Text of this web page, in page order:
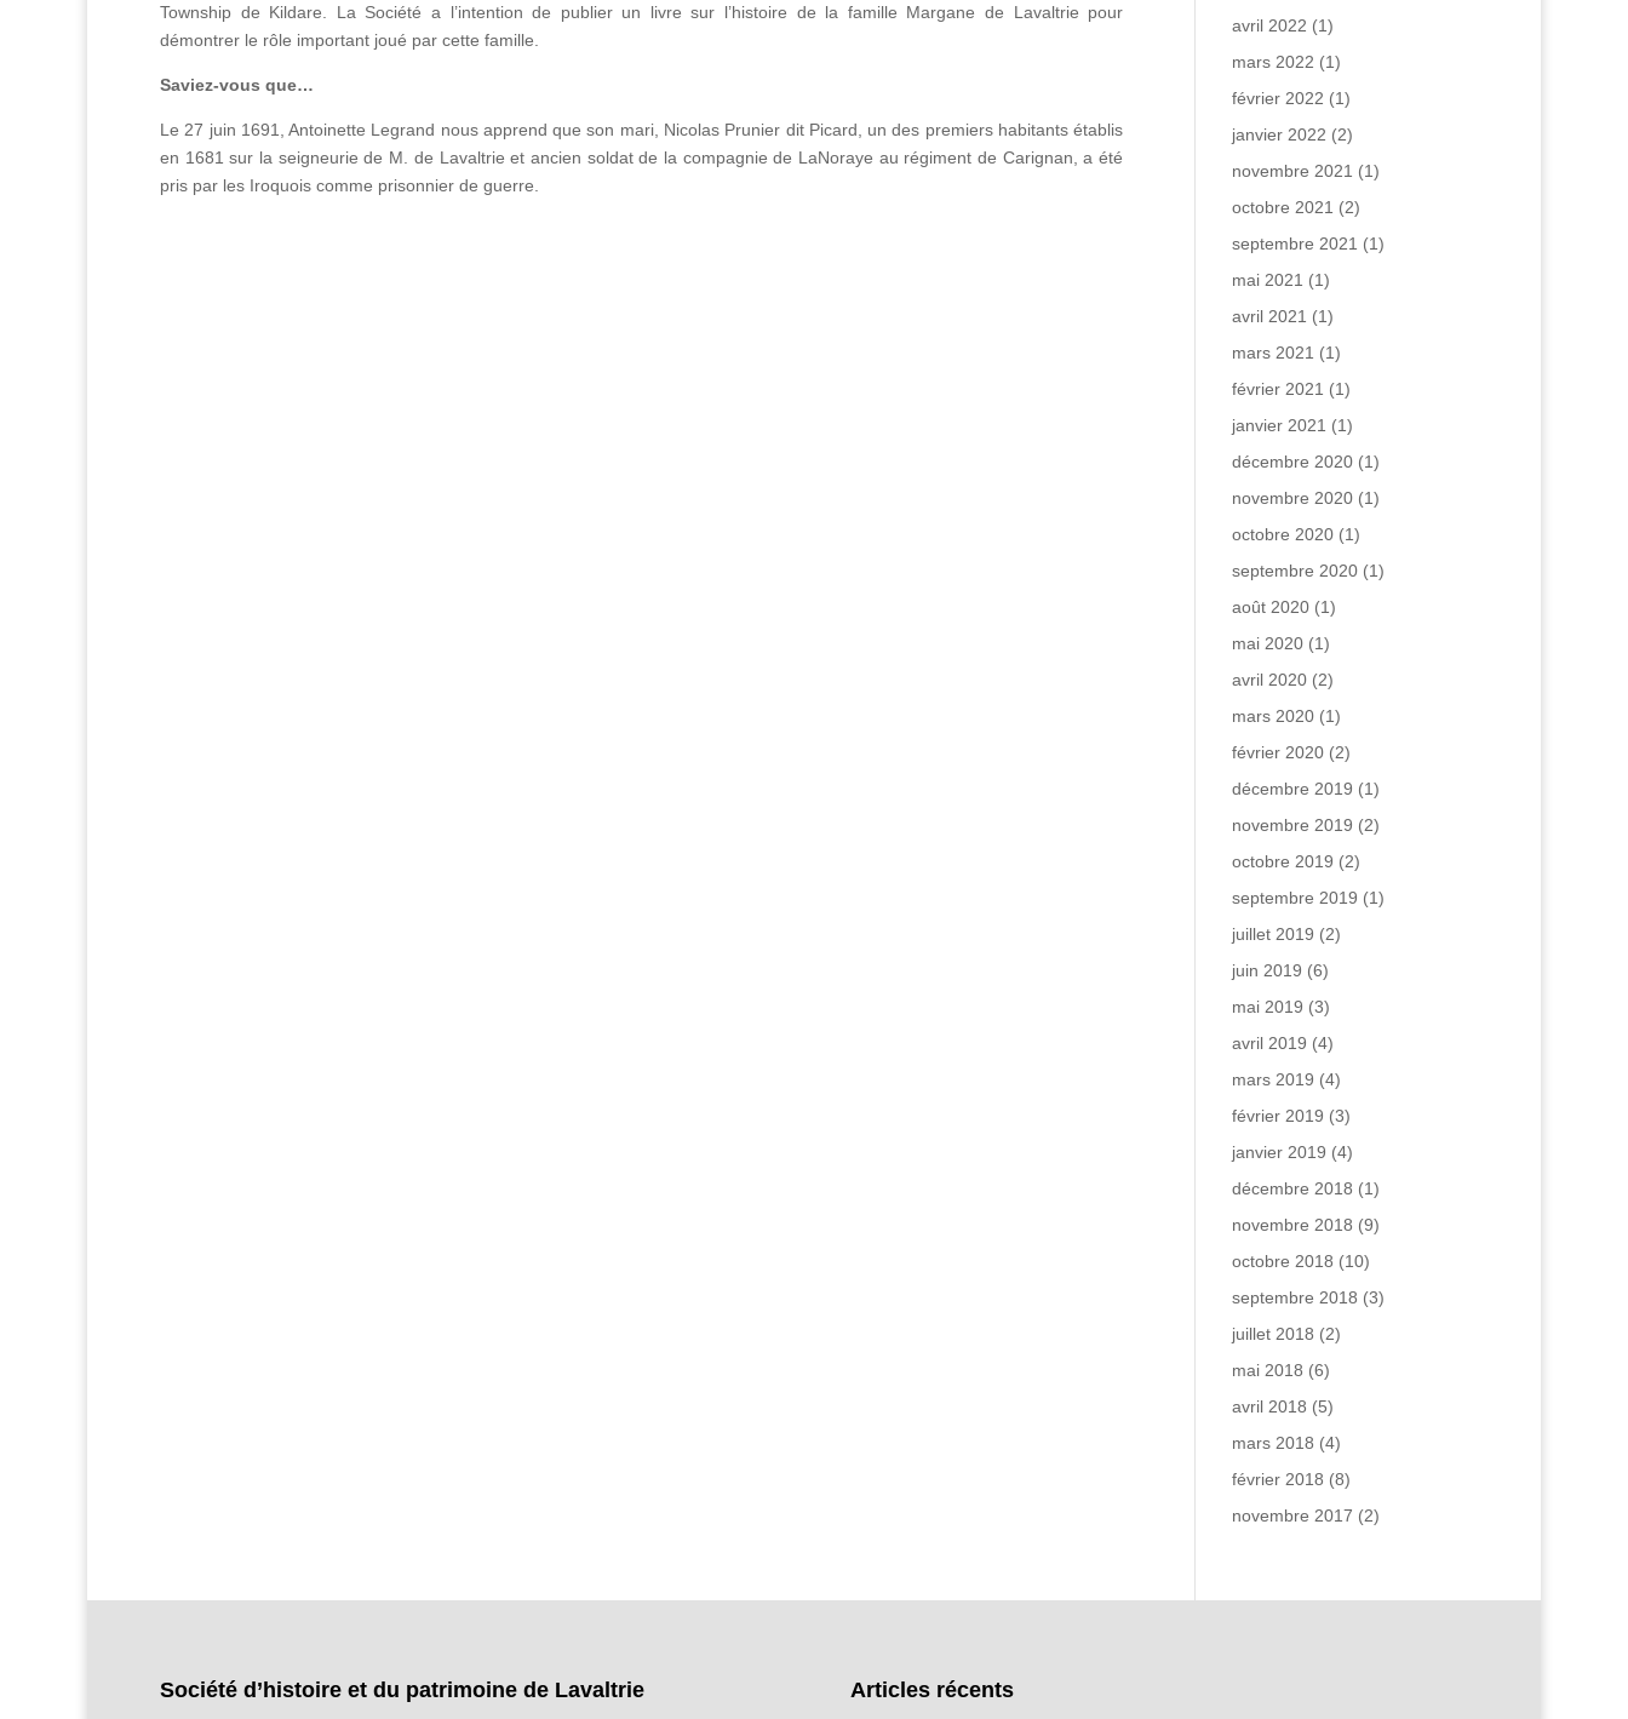
Township de Kildare. La Société a l’intention de publier un livre sur l’histoire de la famille Margane de Lavaltrie pour
démontrer le rôle important joué par cette famille.
Saviez-vous que…
Le 27 juin 1691, Antoinette Legrand nous apprend que son mari, Nicolas Prunier dit Picard, un des premiers habitants établis
en 1681 sur la seigneurie de M. de Lavaltrie et ancien soldat de la compagnie de LaNoraye au régiment de Carignan, a été
pris par les Iroquois comme prisonnier de guerre.
avril 2022 (1)
mars 2022 (1)
février 2022 (1)
janvier 2022 (2)
novembre 2021 (1)
octobre 2021 (2)
septembre 2021 (1)
mai 2021 (1)
avril 2021 (1)
mars 2021 (1)
février 2021 (1)
janvier 2021 (1)
décembre 2020(1)
novembre 2020(1)
octobre 2020(1)
septembre 2020(1)
août 2020(1)
mai 2020(1)
avril 2020(2)
mars 2020(1)
février 2020(2)
décembre 2019 (1)
novembre 2019 (2)
octobre 2019 (2)
septembre 2019 (1)
juillet 2019 (2)
juin 2019 (6)
mai 2019 (3)
avril 2019 (4)
mars 2019 (4)
février 2019 (3)
janvier 2019 (4)
décembre 2018 (1)
novembre 2018 (9)
octobre 2018 (10)
septembre 2018 (3)
juillet 2018 (2)
mai 2018 (6)
avril 2018 (5)
mars 2018 (4)
février 2018 (8)
novembre 2017 (2)
Société d’histoire et du patrimoine de Lavaltrie Articles récents